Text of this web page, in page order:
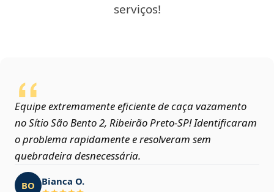
serviços!
Equipe extremamente eficiente de caça vazamento
no Sítio São Bento 2, Ribeirão Preto‑SP! Identificaram
o problema rapidamente e resolveram sem
quebradeira desnecessária.
BO Bianca O.